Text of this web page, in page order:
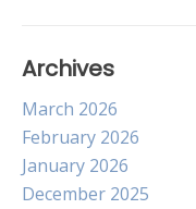
Archives
March 2026
February 2026
January 2026
December 2025